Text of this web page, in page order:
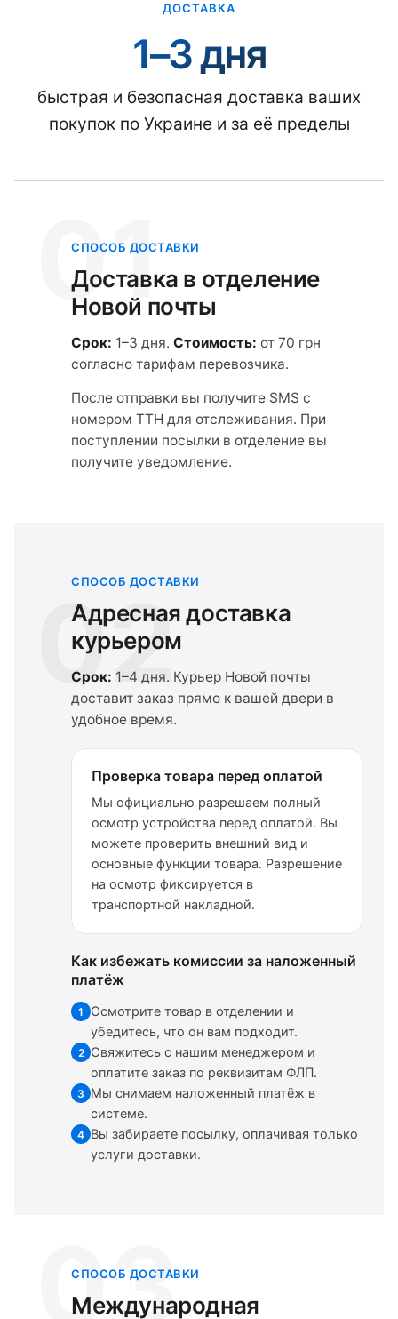
ДОСТАВКА
1–3 дня
быстрая и безопасная доставка ваших
покупок по Украине и за её пределы
01
СПОСОБ ДОСТАВКИ
Доставка в отделение
Новой почты
Срок: 1–3 дня. Стоимость: от 70 грн
согласно тарифам перевозчика.
После отправки вы получите SMS с
номером ТТН для отслеживания. При
поступлении посылки в отделение вы
получите уведомление.
02
СПОСОБ ДОСТАВКИ
Адресная доставка
курьером
Срок: 1–4 дня. Курьер Новой почты
доставит заказ прямо к вашей двери в
удобное время.
Проверка товара перед оплатой
Мы официально разрешаем полный
осмотр устройства перед оплатой. Вы
можете проверить внешний вид и
основные функции товара. Разрешение
на осмотр фиксируется в
транспортной накладной.
Как избежать комиссии за наложенный
платёж
1
Осмотрите товар в отделении и
убедитесь, что он вам подходит.
2 Свяжитесь с нашим менеджером и
оплатите заказ по реквизитам ФЛП.
3 Мы снимаем наложенный платёж в
системе.
4 Вы забираете посылку, оплачивая только
услуги доставки.
03
СПОСОБ ДОСТАВКИ
Международная